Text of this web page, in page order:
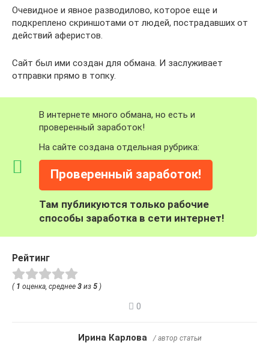
Очевидное и явное разводилово, которое еще и
подкреплено скриншотами от людей, пострадавших от
действий аферистов.
Сайт был ими создан для обмана. И заслуживает
отправки прямо в топку.
В интернете много обмана, но есть и
проверенный заработок!
На сайте создана отдельная рубрика:
Проверенный заработок!
Там публикуются только рабочие
способы заработка в сети интернет!
Рейтинг
( 1 оценка, среднее 3 из 5 )
0
Ирина Карлова / автор статьи